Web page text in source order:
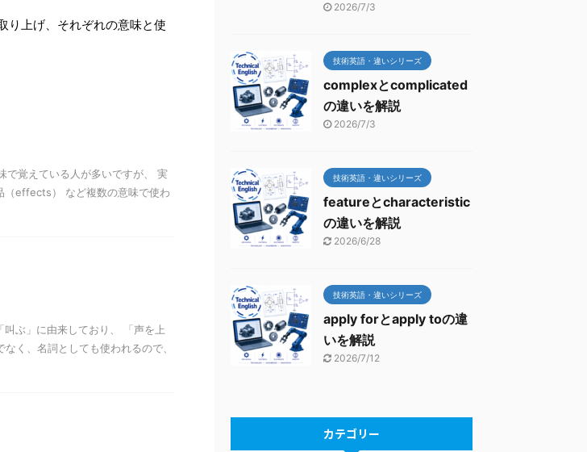
り上げ、それぞれの意味と使
覚えている人が多いですが、 実
（effects） など複数の意味で使わ
ぶ」に由来しており、 「声を上
く、名詞としても使われるので、
2026/7/3
技術英語・違いシリーズ
complexとcomplicated
の違いを解説
2026/7/3
技術英語・違いシリーズ
featureとcharacteristic
の違いを解説
2026/6/28
技術英語・違いシリーズ
apply forとapply toの違
いを解説
2026/7/12
カテゴリー